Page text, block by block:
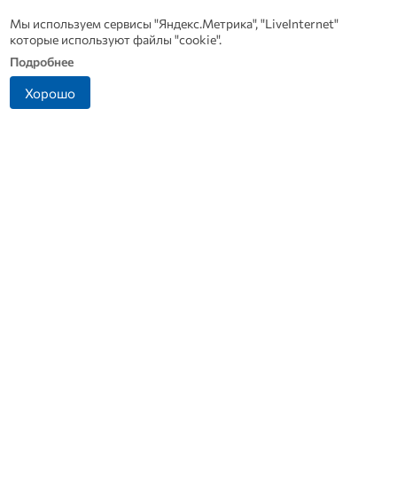
Рак начинается не с боли:
онколог назвал первый
Мы используем сервисы "Яндекс.Метрика", "LiveInternet"
которые используют файлы "cookie".
Подробнее
Хорошо